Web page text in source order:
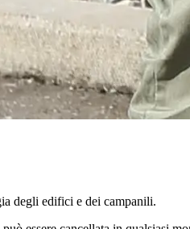
degli edifici e dei campanili.